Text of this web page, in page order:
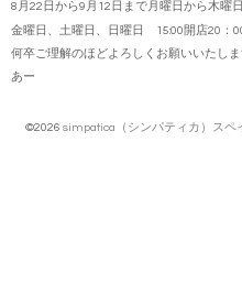
8月22日から9月12日まで月曜日から木曜
金曜日、土曜日、日曜日 15:00開店20：
何卒ご理解のほどよろしくお願いいたしま
あー
©2026 simpatica（シンパティカ）スペ